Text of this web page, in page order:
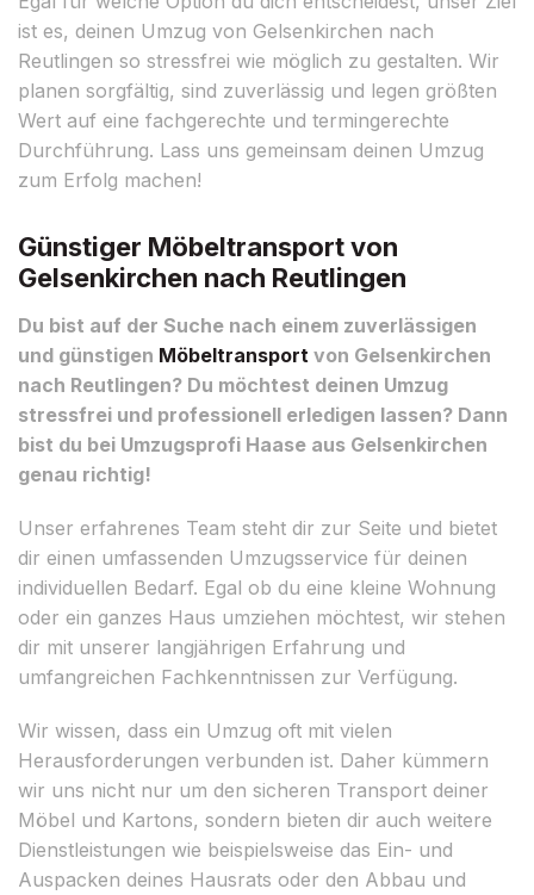
ist es, deinen Umzug von Gelsenkirchen nach
Reutlingen so stressfrei wie möglich zu gestalten. Wir
planen sorgfältig, sind zuverlässig und legen größten
Wert auf eine fachgerechte und termingerechte
Durchführung. Lass uns gemeinsam deinen Umzug
zum Erfolg machen!
Günstiger Möbeltransport von
Gelsenkirchen nach Reutlingen
Du bist auf der Suche nach einem zuverlässigen
und günstigen Möbeltransport von Gelsenkirchen
nach Reutlingen? Du möchtest deinen Umzug
stressfrei und professionell erledigen lassen? Dann
bist du bei Umzugsprofi Haase aus Gelsenkirchen
genau richtig!
Unser erfahrenes Team steht dir zur Seite und bietet
dir einen umfassenden Umzugsservice für deinen
individuellen Bedarf. Egal ob du eine kleine Wohnung
oder ein ganzes Haus umziehen möchtest, wir stehen
dir mit unserer langjährigen Erfahrung und
umfangreichen Fachkenntnissen zur Verfügung.
Wir wissen, dass ein Umzug oft mit vielen
Herausforderungen verbunden ist. Daher kümmern
wir uns nicht nur um den sicheren Transport deiner
Möbel und Kartons, sondern bieten dir auch weitere
Dienstleistungen wie beispielsweise das Ein- und
Auspacken deines Hausrats oder den Abbau und